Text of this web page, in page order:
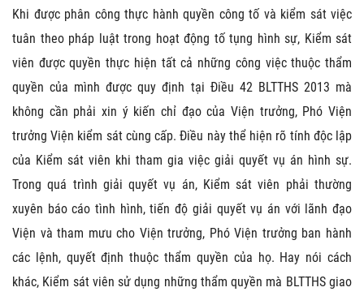
Khi được phân công thực hành quyền công tố và kiểm sát việc
tuân theo pháp luật trong hoạt động tố tụng hình sự, Kiểm sát
viên được quyền thực hiện tất cả những công việc thuộc thẩm
quyền của mình được quy định tại Điều 42 BLTTHS 2013 mà
không cần phải xin ý kiến chỉ đạo của Viện trưởng, Phó Viện
trưởng Viện kiểm sát cùng cấp. Điều này thể hiện rõ tính độc lập
của Kiểm sát viên khi tham gia việc giải quyết vụ án hình sự.
Trong quá trình giải quyết vụ án, Kiểm sát viên phải thường
xuyên báo cáo tình hình, tiến độ giải quyết vụ án với lãnh đạo
Viện và tham mưu cho Viện trưởng, Phó Viện trưởng ban hành
các lệnh, quyết định thuộc thẩm quyền của họ. Hay nói cách
khác, Kiểm sát viên sử dụng những thẩm quyền mà BLTTHS giao